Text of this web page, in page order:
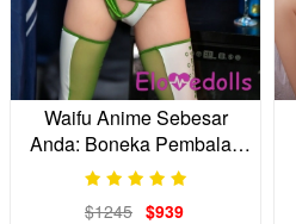
Waifu Anime Sebesar
Anda: Boneka Pembalap
Sci-fi
$1245 $939